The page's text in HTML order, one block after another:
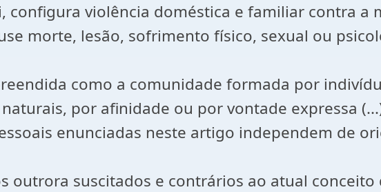
configura violência doméstica e familiar contra
morte, lesão, sofrimento físico, sexual ou
como a comunidade formada por
por afinidade ou por vontade expressa
enunciadas neste artigo independem de
outrora suscitados e contrários ao atual